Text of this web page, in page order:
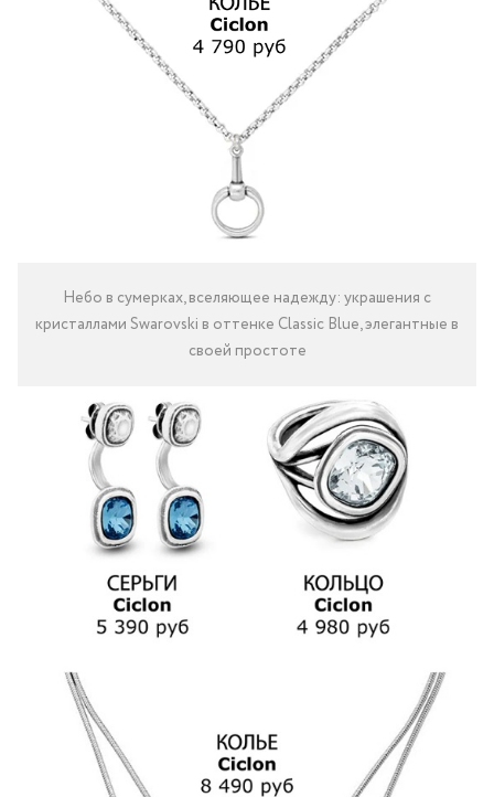
Небо в сумерках, вселяющее надежду: украшения с
кристаллами Swarovski в оттенке Classic Blue, элегантные в
своей простоте